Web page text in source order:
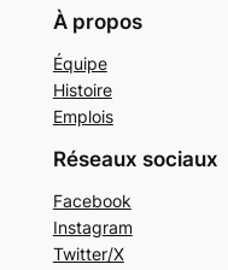
À propos
Équipe
Histoire
Emplois
Réseaux sociaux
Facebook
Instagram
Twitter/X